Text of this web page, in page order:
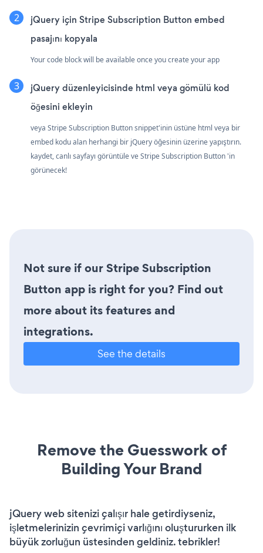
jQuery için Stripe Subscription Button embed
pasajını kopyala
Your code block will be available once you create your app
jQuery düzenleyicisinde html veya gömülü kod
öğesini ekleyin
veya Stripe Subscription Button snippet'inin üstüne html veya bir
embed kodu alan herhangi bir jQuery öğesinin üzerine yapıştırın.
kaydet, canlı sayfayı görüntüle ve Stripe Subscription Button 'in
görünecek!
Not sure if our Stripe Subscription
Button app is right for you? Find out
more about its features and
integrations.
See the details
Remove the Guesswork of
Building Your Brand
jQuery web sitenizi çalışır hale getirdiyseniz,
işletmelerinizin çevrimiçi varlığını oluştururken ilk
büyük zorluğun üstesinden geldiniz. tebrikler!